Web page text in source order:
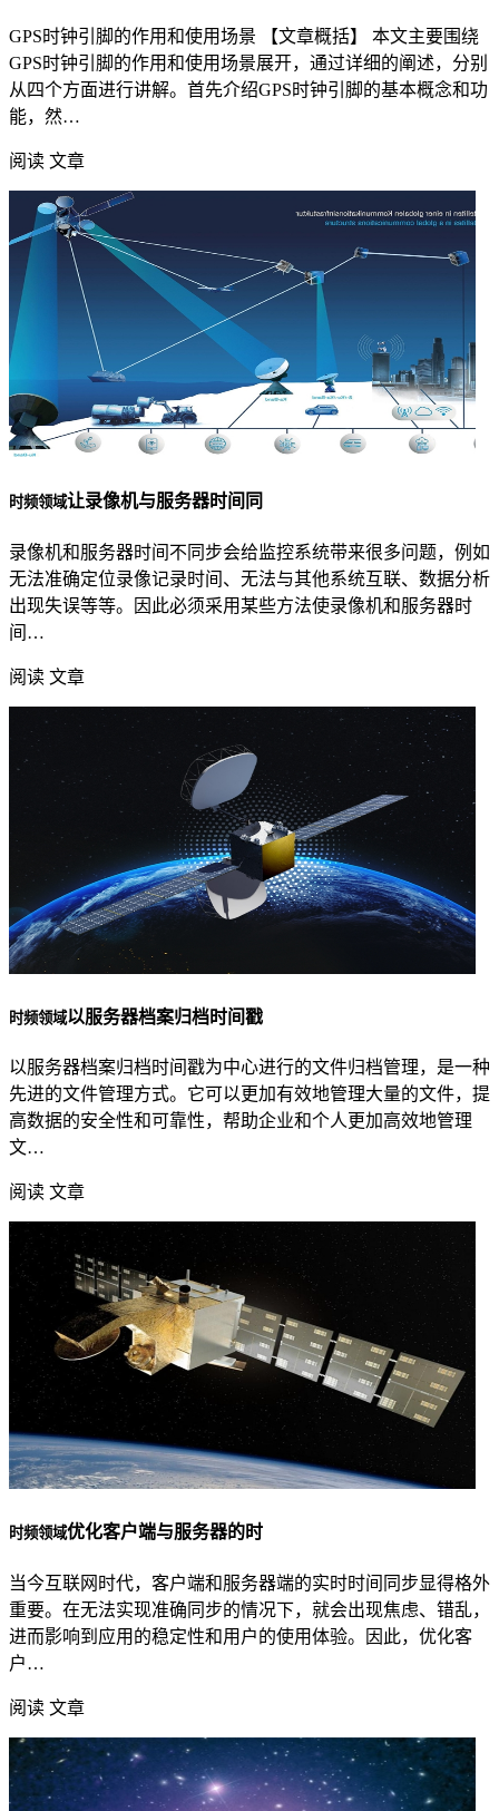
GPS时钟引脚的作用和使用场景 【文章概括】 本文主要围绕
GPS时钟引脚的作用和使用场景展开，通过详细的阐述，分别
从四个方面进行讲解。首先介绍GPS时钟引脚的基本概念和功
能，然…
阅读 文章
时频领域让录像机与服务器时间同
录像机和服务器时间不同步会给监控系统带来很多问题，例如
无法准确定位录像记录时间、无法与其他系统互联、数据分析
出现失误等等。因此必须采用某些方法使录像机和服务器时
间…
阅读 文章
时频领域以服务器档案归档时间戳
以服务器档案归档时间戳为中心进行的文件归档管理，是一种
先进的文件管理方式。它可以更加有效地管理大量的文件，提
高数据的安全性和可靠性，帮助企业和个人更加高效地管理
文…
阅读 文章
时频领域优化客户端与服务器的时
当今互联网时代，客户端和服务器端的实时时间同步显得格外
重要。在无法实现准确同步的情况下，就会出现焦虑、错乱，
进而影响到应用的稳定性和用户的使用体验。因此，优化客
户…
阅读 文章